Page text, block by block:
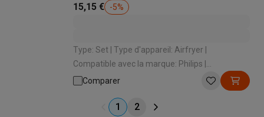
15,15 €
-5%
Type: Set | Type d'appareil: Airfryer |
Compatible avec la marque: Philips |
Compatible avec le modèle: Philips XXL , Philips
Comparer
1
2